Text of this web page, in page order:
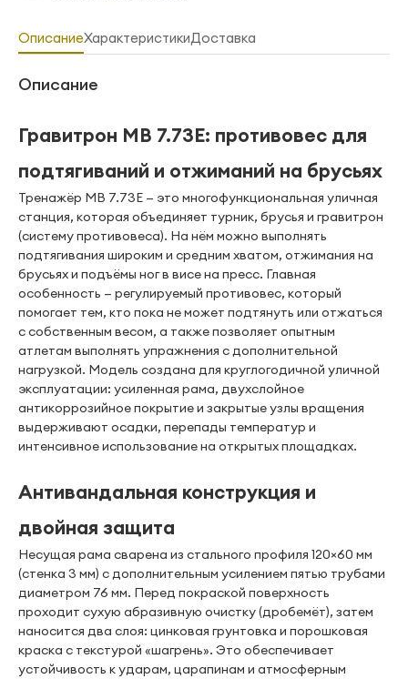
ОписаниеХарактеристикиДоставка
Описание
Гравитрон MB 7.73E: противовес для
подтягиваний и отжиманий на брусьях
Тренажёр MB 7.73E — это многофункциональная уличная
станция, которая объединяет турник, брусья и гравитрон
(систему противовеса). На нём можно выполнять
подтягивания широким и средним хватом, отжимания на
брусьях и подъёмы ног в висе на пресс. Главная
особенность — регулируемый противовес, который
помогает тем, кто пока не может подтянуть или отжаться
с собственным весом, а также позволяет опытным
атлетам выполнять упражнения с дополнительной
нагрузкой. Модель создана для круглогодичной уличной
эксплуатации: усиленная рама, двухслойное
антикоррозийное покрытие и закрытые узлы вращения
выдерживают осадки, перепады температур и
интенсивное использование на открытых площадках.
Антивандальная конструкция и
двойная защита
Несущая рама сварена из стального профиля 120×60 мм
(стенка 3 мм) с дополнительным усилением пятью трубами
диаметром 76 мм. Перед покраской поверхность
проходит сухую абразивную очистку (дробемёт), затем
наносится два слоя: цинковая грунтовка и порошковая
краска с текстурой «шагрень». Это обеспечивает
устойчивость к ударам, царапинам и атмосферным